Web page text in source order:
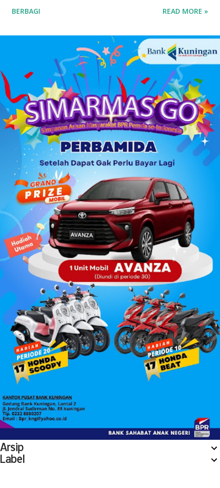
ketidak-amanan. Padahal, setiap orang mendambakan
kebutuhan dasar manusia, yang jika dikalkulasi lebih
berharga daripada kesehatan. Seseorang yang sakit
mungkin dapat tertidur, tetapi yang takut, dapat dipastikan
tidak dapat tidur, mungkin hanya sekedar hilang kantuknya
saja. Bagi yang sakit bisa merasa aman dan tidak
merasakan penyakitnya, akan tetapi bagi yang tidak
merasa aman, walaupun sehat, ia akan merasa terganggu
hidupnya. Secara etimologi perkataan aman berasal dari
bahasa Arab yang memiliki akar kata dan pengertian sama
dengan iman dan amanah . Tidak terlalu sulit menemukan
ketiga kata tersebut dalam al-Qur’an. A...
BERBAGI READ MORE »
Arsip
Label